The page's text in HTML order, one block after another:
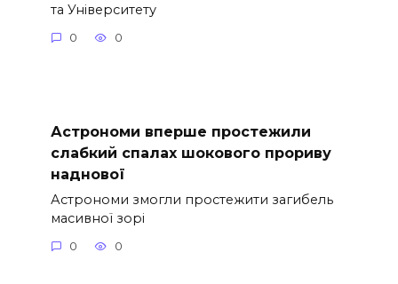
та Університету
0 0
Астрономи вперше простежили
слабкий спалах шокового прориву
наднової
Астрономи змогли простежити загибель
масивної зорі
0 0